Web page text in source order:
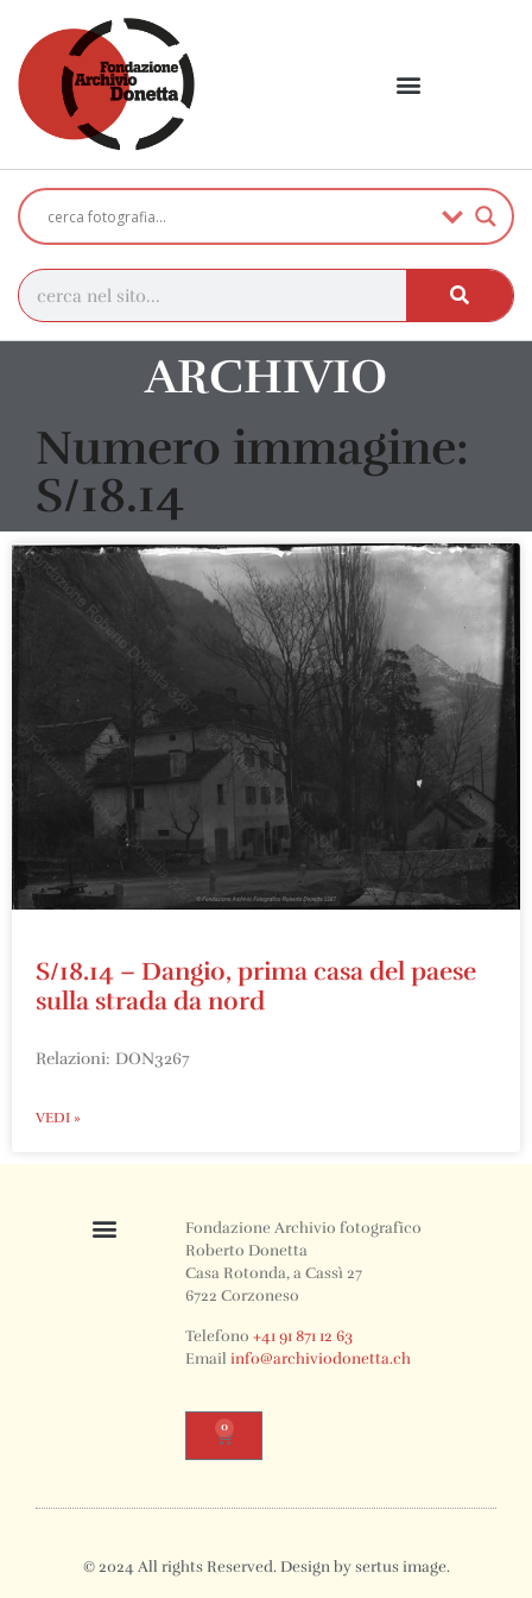
ARCHIVIO
Numero immagine:
S/18.14
S/18.14 – Dangio, prima casa del paese
sulla strada da nord
Relazioni: DON3267
VEDI »
Fondazione Archivio fotografico
Roberto Donetta
Casa Rotonda, a Cassì 27
6722 Corzoneso
Telefono+41 91 871 12 63
Emailinfo@archiviodonetta.ch
0
© 2024 All rights Reserved. Design by sertus image.